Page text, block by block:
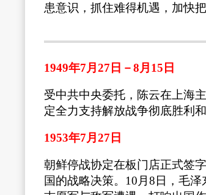
患意识，抓住难得机遇，加快
1949年7月27日－8月15日
受中共中央委托，陈云在上海
定全力支持解放战争彻底胜利
1953年7月27日
朝鲜停战协定在板门店正式签
国的战略决策。10月8日，毛